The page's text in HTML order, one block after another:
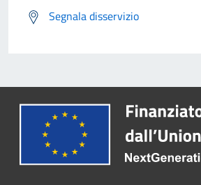
Segnala disservizio